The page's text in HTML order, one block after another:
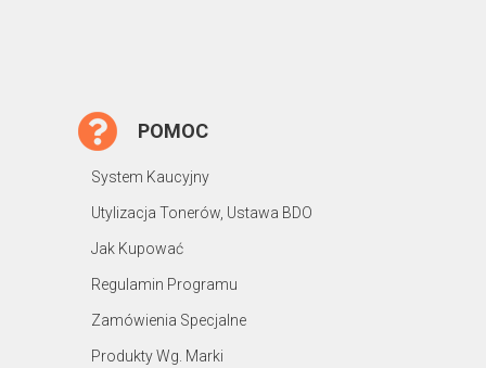
POMOC
System Kaucyjny
Utylizacja Tonerów, Ustawa BDO
Jak Kupować
Regulamin Programu
Zamówienia Specjalne
Produkty Wg. Marki